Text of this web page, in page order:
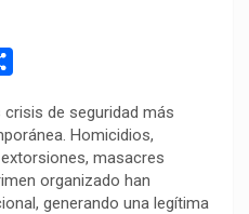
m
p
a
r
de seguridad más
Homicidios,
masacres
organizado han
generando una legítima